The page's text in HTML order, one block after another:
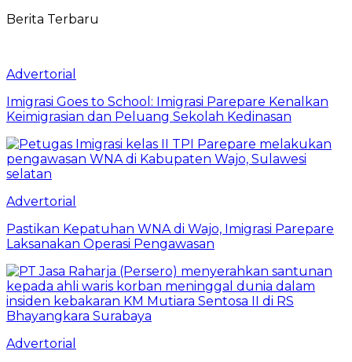
Berita Terbaru
Advertorial
Imigrasi Goes to School: Imigrasi Parepare Kenalkan
Keimigrasian dan Peluang Sekolah Kedinasan
Advertorial
Pastikan Kepatuhan WNA di Wajo, Imigrasi Parepare
Laksanakan Operasi Pengawasan
Advertorial